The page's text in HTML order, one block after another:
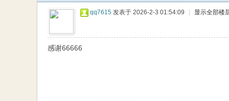
qq7615 发表于 2026-2-3 01:54:09 显示全部楼
感谢66666